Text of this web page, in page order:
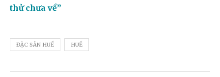
thử chưa về”
ĐẶC SẢN HUẾ HUẾ